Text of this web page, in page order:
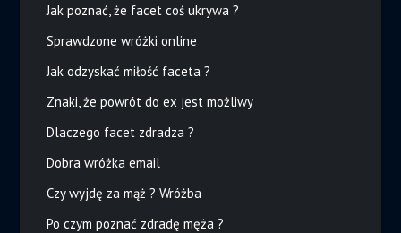
Jak poznać, że facet coś ukrywa ?
Sprawdzone wróżki online
Jak odzyskać miłość faceta ?
Znaki, że powrót do ex jest możliwy
Dlaczego facet zdradza ?
Dobra wróżka email
Czy wyjdę za mąż ? Wróżba
Po czym poznać zdradę męża ?